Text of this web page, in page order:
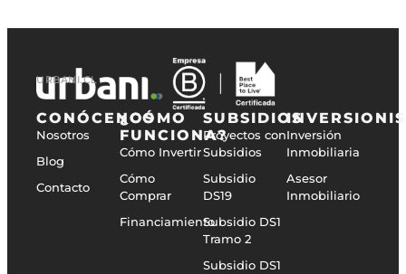
URBANI.CL
CONÓCENOS
Nosotros
Blog
Contacto
¿CÓMO
FUNCIONA?
Cómo Invertir
Cómo
Comprar
Financiamiento
SUBSIDIOS
Proyectos con
Subsidios
Subsidio
DS19
Subsidio DS1
Tramo 2
Subsidio DS1
Inversión
Inmobiliaria
Asesor
Inmobiliario